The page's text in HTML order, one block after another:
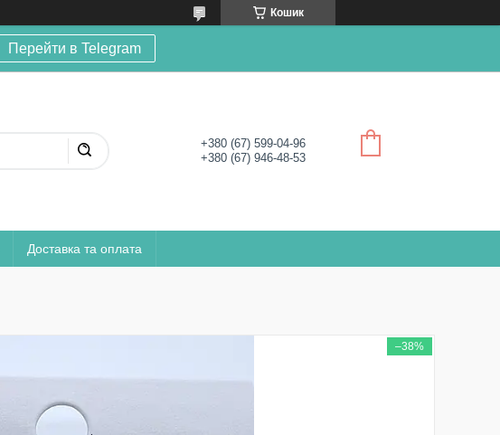
Кошик
Перейти в Telegram
+380 (67) 599-04-96
+380 (67) 946-48-53
Доставка та оплата
–38%